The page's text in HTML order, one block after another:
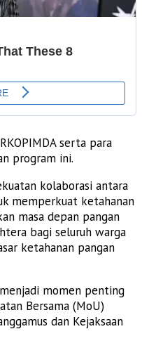
serta para
program ini.
kolaborasi antara
memperkuat ketahanan
masa depan pangan
bagi seluruh warga
ketahanan pangan
momen penting
Bersama (MoU)
dan Kejaksaan